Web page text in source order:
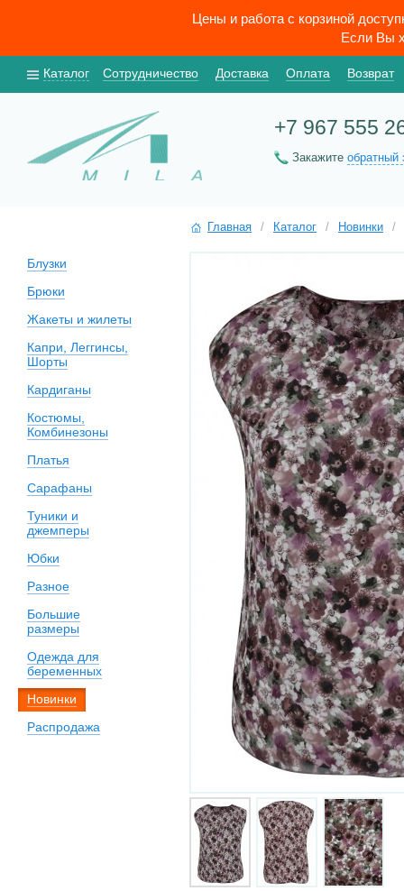
Цены и работа с корзиной
Если Вы
Каталог Сотрудничество Доставка Оплата Возврат
+7 967 555
Закажите обратный
Блузки
Брюки
Жакеты и жилеты
Капри, Леггинсы,
Шорты
Кардиганы
Костюмы,
Комбинезоны
Платья
Сарафаны
Туники и
джемперы
Юбки
Разное
Большие
размеры
Одежда для
беременных
Новинки
Распродажа
Главная / Каталог / Новинки /